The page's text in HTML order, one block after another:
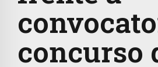
concurso